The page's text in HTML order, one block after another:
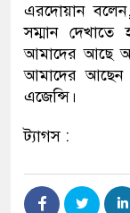
এরদোয়ান বলেন,
সম্মান
আমাদের আছে
আমাদের আছেন
এজেন্সি।
ট্যাগস :